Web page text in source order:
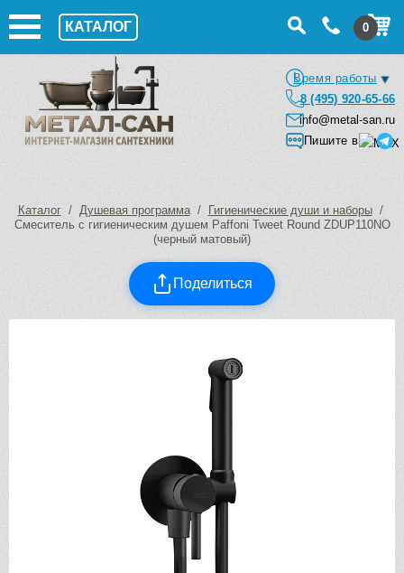
КАТАЛОГ 0
Время работы
8 (495) 920-65-66
info@metal-san.ru
Пишите в
Каталог/ Душевая программа/ Гигиенические души и наборы/
Смеситель с гигиеническим душем Paffoni Tweet Round ZDUP110NO
(черный матовый)
Поделиться